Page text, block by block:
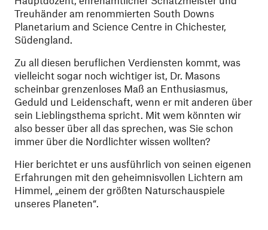
Treuhänder am renommierten South Downs
Planetarium and Science Centre in Chichester,
Südengland.
Zu all diesen beruflichen Verdiensten kommt, was
vielleicht sogar noch wichtiger ist, Dr. Masons
scheinbar grenzenloses Maß an Enthusiasmus,
Geduld und Leidenschaft, wenn er mit anderen über
sein Lieblingsthema spricht. Mit wem könnten wir
also besser über all das sprechen, was Sie schon
immer über die Nordlichter wissen wollten?
Hier berichtet er uns ausführlich von seinen eigenen
Erfahrungen mit den geheimnisvollen Lichtern am
Himmel, „einem der größten Naturschauspiele
unseres Planeten“.